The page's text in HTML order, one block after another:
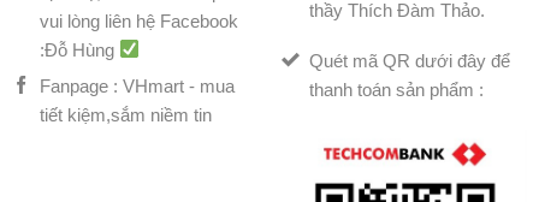
vui lòng liên hệ Facebook
:Đỗ Hùng
Fanpage : VHmart - mua
tiết kiệm,sắm niềm tin
thầy Thích Đàm Thảo.
Quét mã QR dưới đây để
thanh toán sản phẩm :